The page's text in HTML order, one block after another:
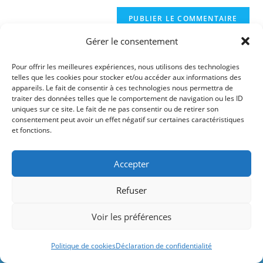
Gérer le consentement
Pour offrir les meilleures expériences, nous utilisons des technologies
telles que les cookies pour stocker et/ou accéder aux informations des
appareils. Le fait de consentir à ces technologies nous permettra de
traiter des données telles que le comportement de navigation ou les ID
uniques sur ce site. Le fait de ne pas consentir ou de retirer son
consentement peut avoir un effet négatif sur certaines caractéristiques
et fonctions.
Accepter
Refuser
Voir les préférences
Politique de cookiesDéclaration de confidentialité
Amazon et d'autres marques.
Rechercher